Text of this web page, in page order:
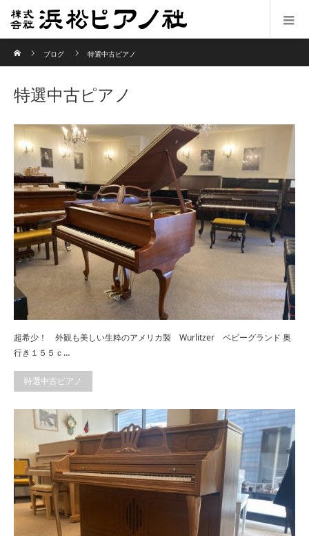
ブログ
特選中古ピアノ
特選中古ピアノ
超希少！ 外観も美しい生粋のアメリカ製 Wurlitzer ベビーグランド 奥
行き１５５ｃ…
特選中古ピアノ